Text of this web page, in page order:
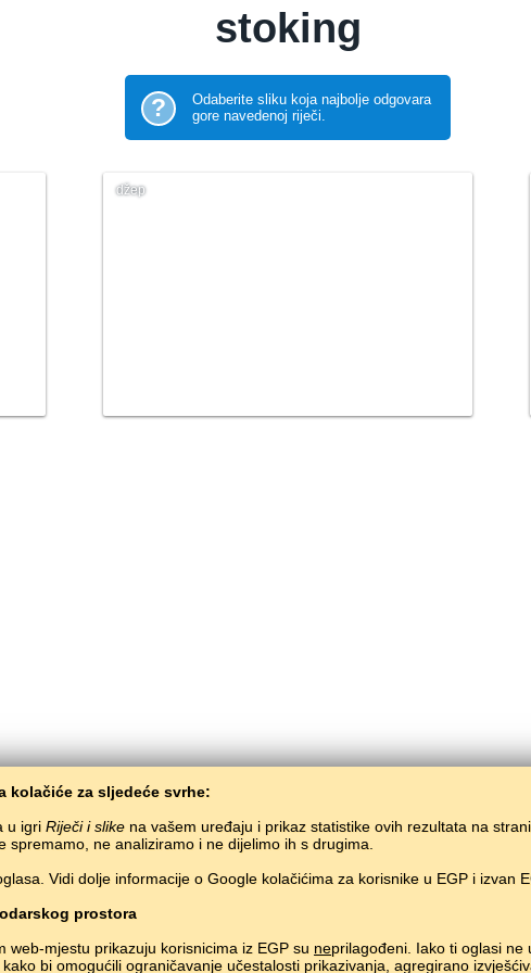
kolačiće za sljedeće svrhe:
u igri Riječi i slike na vašem uređaju i prikaz statistike ovih rezultata na
spremamo, ne analiziramo i ne dijelimo ih s drugima.
Vidi dolje informacije o Google kolačićima za korisnike u EGP i izvan
prostora
web-mjestu prikazuju korisnicima iz EGP su neprilagođeni. Iako ti oglasi ne
bi omogućili ograničavanje učestalosti prikazivanja, agregirano
stoking
?
Odaberite sliku koja najbolje odgovara
gore navedenoj riječi.
džep
BaltoSlav/ Riječi i slike/ Indonezijski jezik u slikama
Copyright © 2015–2025 BALTOSLAV.